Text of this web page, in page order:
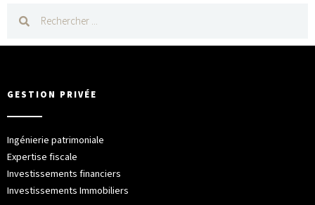
GESTION PRIVÉE
Ingénierie patrimoniale
Expertise fiscale
Investissements financiers
Investissements Immobiliers